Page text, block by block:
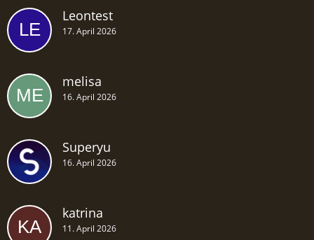
Leontest
17. April 2026
melisa
16. April 2026
Superyu
16. April 2026
katrina
11. April 2026